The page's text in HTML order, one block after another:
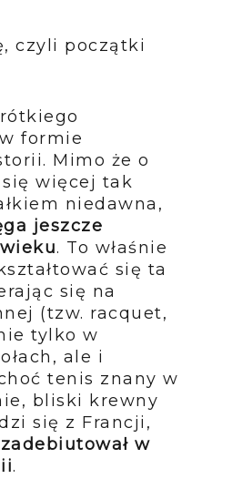
czyli początki
formie
Mimo że o
się więcej tak
niedawna,
jeszcze
. To właśnie
się ta
się na
(tzw. racquet,
tylko w
ale i
tenis znany w
bliski krewny
się z Francji,
w
.